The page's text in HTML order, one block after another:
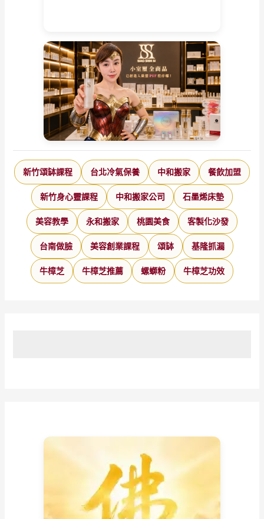
新竹頌缽課程 台北冷氣保養 中和搬家 餐飲加盟
新竹身心靈課程 中和搬家公司 石墨烯床墊
美容教學 永和搬家 桃園美食 客製化沙發
台南做臉 美容創業課程 頌缽 基隆抓漏
牛樟芝 牛樟芝推薦 螺螄粉 牛樟芝功效